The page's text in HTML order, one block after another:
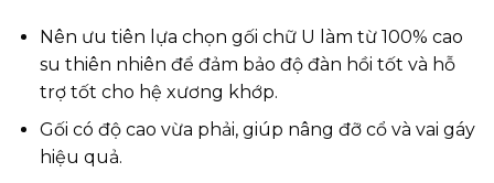
Nên ưu tiên lựa chọn gối chữ U làm từ 100% cao
su thiên nhiên để đảm bảo độ đàn hồi tốt và hỗ
trợ tốt cho hệ xương khớp.
Gối có độ cao vừa phải, giúp nâng đỡ cổ và vai gáy
hiệu quả.